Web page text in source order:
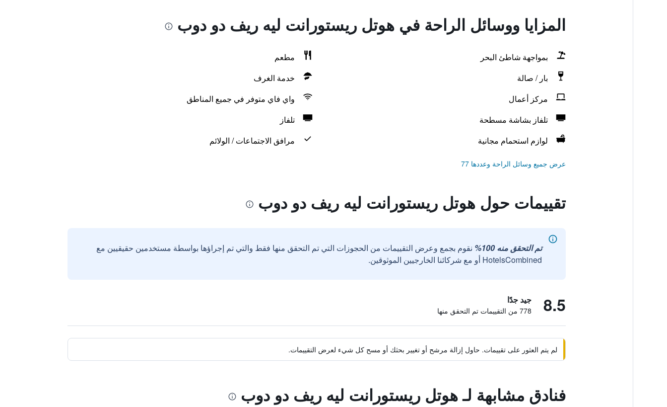
المزايا ووسائل الراحة في هوتل ريستورانت ليه ريف دو دوب
بمواجهة شاطئ البحر
مطعم
بار / صالة
خدمة الغرف
مركز أعمال
واي فاي متوفر في جميع المناطق
تلفاز بشاشة مسطحة
تلفاز
لوازم استحمام مجانية
مرافق الاجتماعات / الولائم
عرض جميع وسائل الراحة وعددها 77
تقييمات حول هوتل ريستورانت ليه ريف دو دوب
تم التحقق منه 100%
نقوم بجمع وعرض التقييمات من الحجوزات التي تم التحقق منها فقط والتي تم إجراؤها بواسطة مستخدمين حقيقيين مع
HotelsCombined أو مع شركائنا الخارجيين الموثوقين.
8.5 جيد جدًا
778 من التقييمات تم التحقق منها
لم يتم العثور على تقييمات. حاول إزالة مرشح أو تغيير بحثك أو مسح كل شيء لعرض التقييمات.
فنادق مشابهة لـ هوتل ريستورانت ليه ريف دو دوب